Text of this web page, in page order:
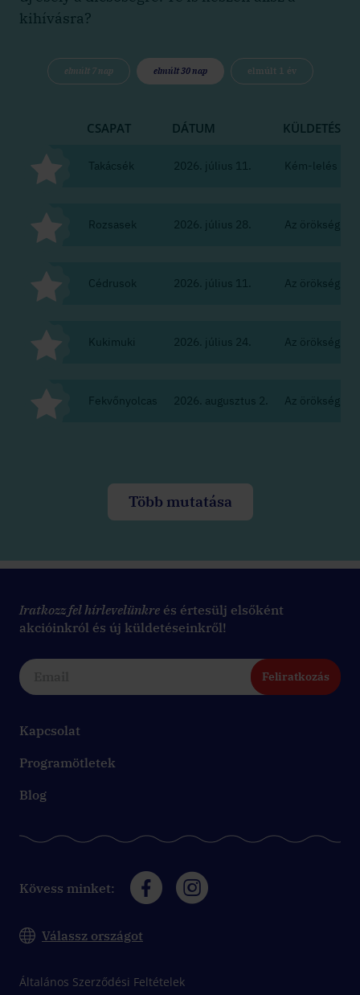
kihívásra?
elmúlt 7 nap elmúlt 30 nap elmúlt 1 év
CSAPAT DÁTUM KÜLDETÉS
Takácsék 2026. július 11. Kém-lelés
Rozsasek 2026. július 28. Az örökség
Cédrusok 2026. július 11. Az örökség
Kukimuki 2026. július 24. Az örökség
Fekvőnyolcas 2026. augusztus 2. Az örökség
Több mutatása
Iratkozz fel hírlevelünkre és értesülj elsőként
akcióinkról és új küldetéseinkről!
Feliratkozás
Kapcsolat
Programötletek
Blog
Kövess minket:
Válassz országot
Általános Szerződési Feltételek